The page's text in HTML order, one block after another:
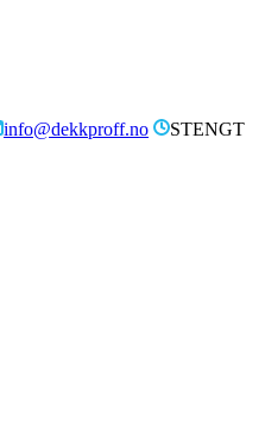
info@dekkproff.no
STENGT